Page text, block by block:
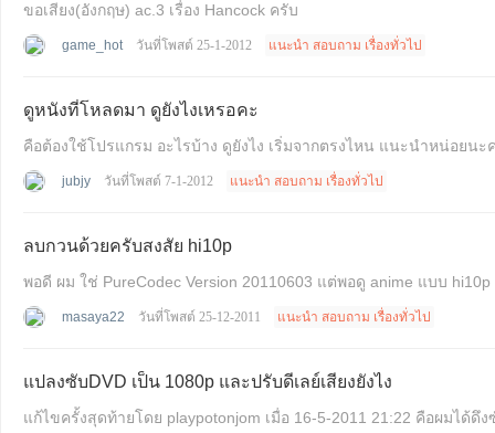
ขอเสียง(อังกฤษ) ac.3 เรื่อง Hancock ครับ
game_hot วันที่โพสต์ 25-1-2012 แนะนำ สอบถาม เรื่องทั่วไป
ดูหนังที่โหลดมา ดูยังไงเหรอคะ
คือต้องใช้โปรแกรม อะไรบ้าง ดูยังไง เริ่มจากตรงไหน แนะนำหน่อยน
jubjy วันที่โพสต์ 7-1-2012 แนะนำ สอบถาม เรื่องทั่วไป
ลบกวนด้วยครับสงสัย hi10p
masaya22 วันที่โพสต์ 25-12-2011 แนะนำ สอบถาม เรื่องทั่วไป
แปลงซับDVD เป็น 1080p และปรับดีเลย์เสียงยังไง
แก้ไขครั้งสุดท้ายโดย playpotonjom เมื่อ 16-5-2011 21:22 คือผมได้ดึงซับและเสียงจาก dvd นะครับ ผมอยากจะปรับขนาดของซับจาก 480p เป็น 1080p จะได้ไหม เพราะผมจะเอามาดูกับตัว